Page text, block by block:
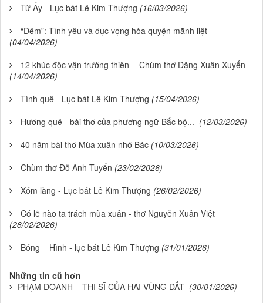
Từ Ấy - Lục bát Lê Kim Thượng (16/03/2026)
“Đêm”: Tình yêu và dục vọng hòa quyện mãnh liệt
(04/04/2026)
12 khúc độc vận trường thiên - Chùm thơ Đặng Xuân Xuyến
(14/04/2026)
Tình quê - Lục bát Lê Kim Thượng (15/04/2026)
Hương quê - bài thơ của phương ngữ Bắc bộ... (12/03/2026)
40 năm bài thơ Mùa xuân nhớ Bác (10/03/2026)
Chùm thơ Đỗ Anh Tuyến (23/02/2026)
Xóm làng - Lục bát Lê Kim Thượng (26/02/2026)
Có lẽ nào ta trách mùa xuân - thơ Nguyễn Xuân Việt
(28/02/2026)
Bóng Hình - lục bát Lê Kim Thượng (31/01/2026)
Những tin cũ hơn
PHẠM DOANH – THI SĨ CỦA HAI VÙNG ĐẤT (30/01/2026)